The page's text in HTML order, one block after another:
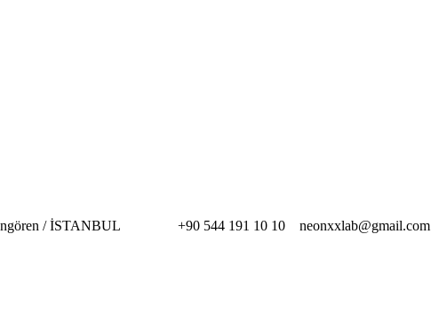
/ İSTANBUL +90 544 191 10 10 neonxxlab@gmail.com